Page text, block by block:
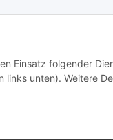
Einsatz folgender
unten). Weitere